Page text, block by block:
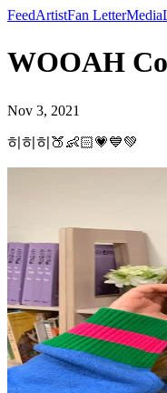
FeedArtistFan LetterMedia
WOOAH
Nov 3, 2021
히히히🍑👶🏻💗💙💚